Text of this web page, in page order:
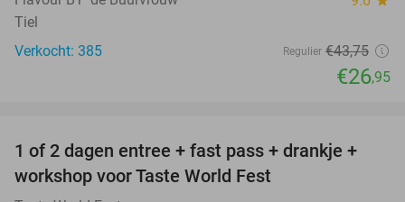
Tiel
Verkocht: 385
Regulier €43,75
€26,95
56%
TODAY
1 of 2 dagen entree + fast pass + drankje +
workshop voor Taste World Fest